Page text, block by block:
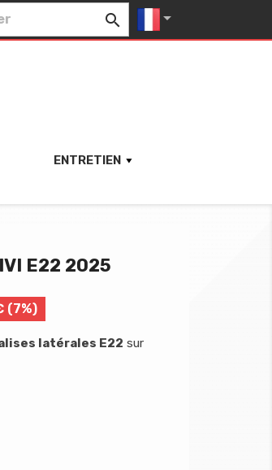
 
ENTRETIEN
E22 2025
(7%)
latérales E22 sur